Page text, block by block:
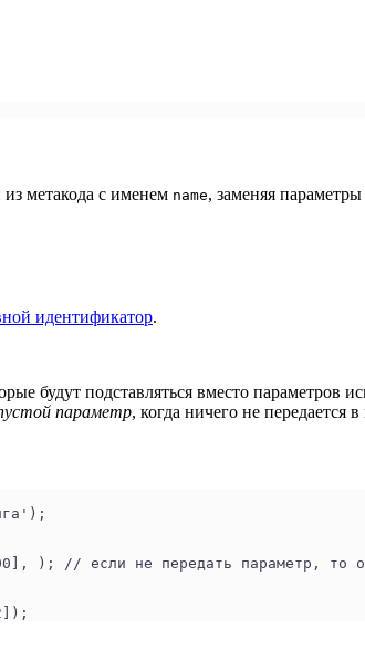
метакода с именем name, заменяя
идентификатор.
будут подставляться вместо параметров
параметр, когда ничего не передается
); // если не передать параметр, то